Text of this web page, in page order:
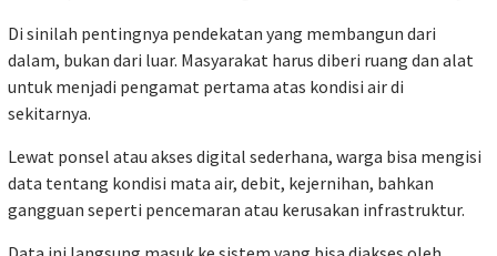
Di sinilah pentingnya pendekatan yang membangun dari
dalam, bukan dari luar. Masyarakat harus diberi ruang dan alat
untuk menjadi pengamat pertama atas kondisi air di
sekitarnya.
Lewat ponsel atau akses digital sederhana, warga bisa mengisi
data tentang kondisi mata air, debit, kejernihan, bahkan
gangguan seperti pencemaran atau kerusakan infrastruktur.